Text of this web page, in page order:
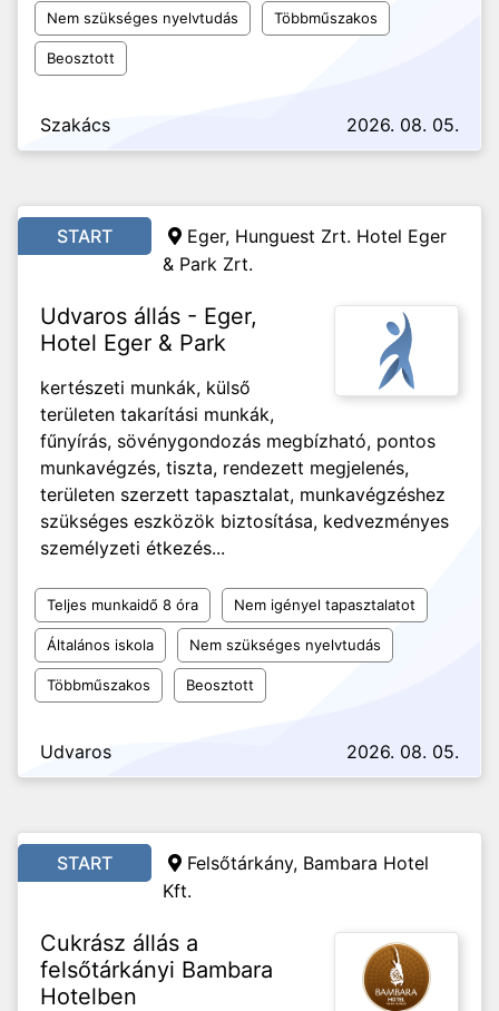
Nem szükséges nyelvtudás Többműszakos
Beosztott
Szakács 2026. 08. 05.
START
Eger, Hunguest Zrt. Hotel Eger
& Park Zrt.
Udvaros állás - Eger,
Hotel Eger & Park
kertészeti munkák, külső
területen takarítási munkák,
fűnyírás, sövénygondozás megbízható, pontos
munkavégzés, tiszta, rendezett megjelenés,
területen szerzett tapasztalat, munkavégzéshez
szükséges eszközök biztosítása, kedvezményes
személyzeti étkezés...
Teljes munkaidő 8 óra Nem igényel tapasztalatot
Általános iskola Nem szükséges nyelvtudás
Többműszakos Beosztott
Udvaros 2026. 08. 05.
START
Felsőtárkány, Bambara Hotel
Kft.
Cukrász állás a
felsőtárkányi Bambara
Hotelben